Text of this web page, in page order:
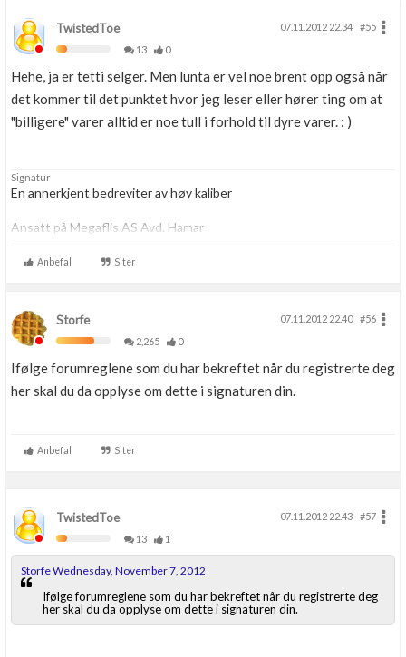
TwistedToe 07.11.2012 22.34
#55
13
0
Hehe, ja er tetti selger. Men lunta er vel noe brent opp også når
det kommer til det punktet hvor jeg leser eller hører ting om at
"billigere" varer alltid er noe tull i forhold til dyre varer. : )
Signatur
En annerkjent bedreviter av høy kaliber
Ansatt på Megaflis AS Avd. Hamar
Anbefal Siter
Storfe 07.11.2012 22.40
#56
2,265
0
Ifølge forumreglene som du har bekreftet når du registrerte deg
her skal du da opplyse om dette i signaturen din.
Anbefal Siter
TwistedToe 07.11.2012 22.43
#57
13
1
Storfe Wednesday, November 7, 2012
Ifølge forumreglene som du har bekreftet når du registrerte deg
her skal du da opplyse om dette i signaturen din.